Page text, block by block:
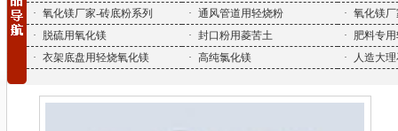
· 氧化镁厂家-砖底粉系列 · 通风管道用轻烧粉 · 氧化镁
·
脱硫用氧化镁 · 封口粉用菱苦土 ·
肥料专
· 衣架底盘用轻烧氧化镁 · 高纯氯化镁 · 人造大